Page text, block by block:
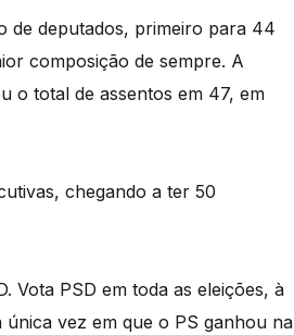
de deputados, primeiro para 44
composição de sempre. A
o total de assentos em 47, em
chegando a ter 50
Vota PSD em toda as eleições, à
vez em que o PS ganhou na